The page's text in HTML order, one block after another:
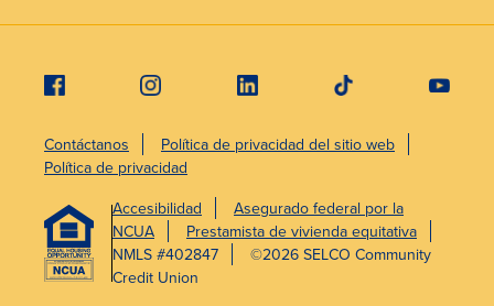
Contáctanos
Política de privacidad del sitio web
Política de privacidad
Accesibilidad
Asegurado federal por la
NCUA
Prestamista de vivienda equitativa
NMLS #402847
©2026 SELCO Community
Credit Union